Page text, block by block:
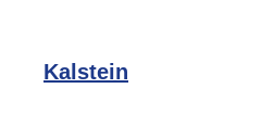
Kalstein